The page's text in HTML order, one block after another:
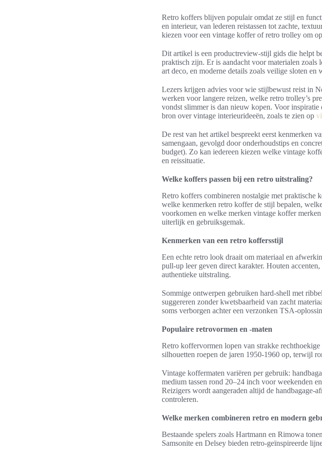
Retro koffers blijven populair omdat ze stijl en
en interieur, van lederen reistassen tot zachte,
kiezen voor een vintage koffer of retro trolley om
Dit artikel is een productreview-stijl gids die helpt
praktisch zijn. Er is aandacht voor materialen
art deco, en moderne details zoals veilige sloten en
Lezers krijgen advies voor wie stijlbewust reist in
werken voor langere reizen, welke retro trolley’s
vondst slimmer is dan nieuw kopen. Voor
bron over vintage interieurideeën, zoals te zien op
De rest van het artikel bespreekt eerst kenmerken
samengaan, gevolgd door onderhoudstips en
budget). Zo kan iedereen kiezen welke vintage
en reissituatie.
Welke koffers passen bij een retro uitstraling?
Retro koffers combineren nostalgie met praktische
welke kenmerken retro koffer de stijl bepalen,
voorkomen en welke merken vintage koffer
uiterlijk en gebruiksgemak.
Kenmerken van een retro koffersstijl
Een echte retro look draait om materiaal en
pull-up leer geven direct karakter. Houten
authentieke uitstraling.
Sommige ontwerpen gebruiken hard-shell met
suggereren zonder kwetsbaarheid van zacht
soms verborgen achter een verzonken TSA-
Populaire retrovormen en -maten
Retro koffervormen lopen van strakke
silhouetten roepen de jaren 1950-1960 op, terwijl
Vintage koffermaten variëren per gebruik:
medium tassen rond 20–24 inch voor weekenden
Reizigers wordt aangeraden altijd de handbagage-
controleren.
Welke merken combineren retro en modern
Bestaande spelers zoals Hartmann en Rimowa
Samsonite en Delsey bieden retro-geïnspireerde